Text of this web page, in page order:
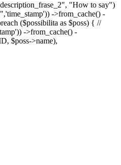
"How to say")
->from_cache() -
($possibilita as $poss) { //
->from_cache() -
$poss->name),